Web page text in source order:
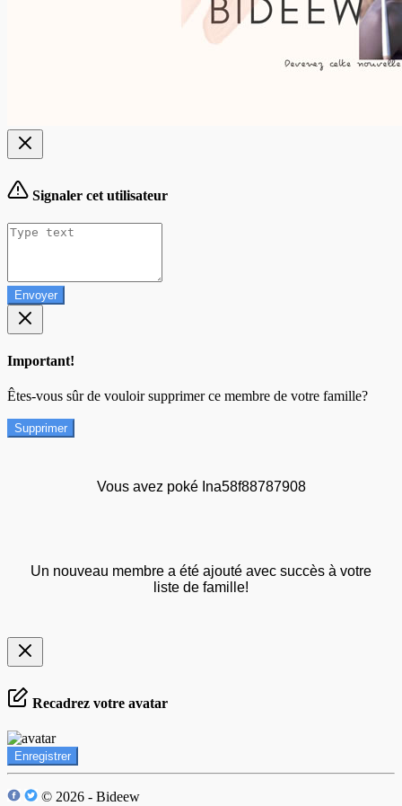
Signaler cet utilisateur
Envoyer
Important!
Êtes-vous sûr de vouloir supprimer ce membre de votre famille?
Supprimer
Vous avez poké Ina58f88787908
Un nouveau membre a été ajouté avec succès à votre
liste de famille!
Recadrez votre avatar
Enregistrer
© 2026 - Bideew